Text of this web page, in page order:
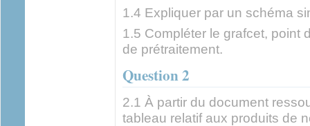
1.4 Expliquer par un schéma
1.5 Compléter le grafcet, point
de prétraitement.
Question 2
2.1 À partir du document
tableau relatif aux produits de